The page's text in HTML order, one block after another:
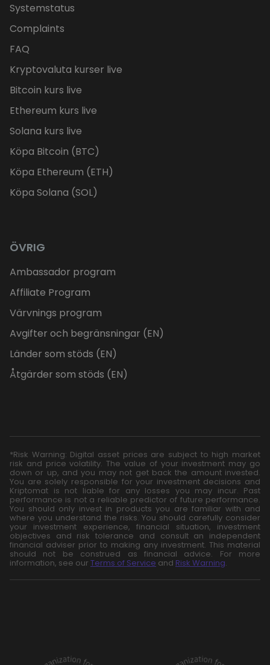
Systemstatus
Complaints
FAQ
Kryptovaluta kurser live
Bitcoin kurs live
Ethereum kurs live
Solana kurs live
Köpa Bitcoin (BTC)
Köpa Ethereum (ETH)
Köpa Solana (SOL)
ÖVRIG
Ambassador program
Affiliate Program
Värvnings program
Avgifter och begränsningar (EN)
Länder som stöds (EN)
Åtgärder som stöds (EN)
*Risk Warning: Digital asset prices are subject to high market
risk and price volatility. The value of your investment may go
down or up, and you may not get back the amount invested.
You are solely responsible for your investment decisions and
Kriptomat is not liable for any losses you may incur. Past
performance is not a reliable predictor of future performance.
You should only invest in products you are familiar with and
where you understand the risks. You should carefully consider
your investment experience, financial situation, investment
objectives and risk tolerance and consult an independent
financial adviser prior to making any investment. This material
should not be construed as financial advice. For more
information, see our Terms of Service and Risk Warning.